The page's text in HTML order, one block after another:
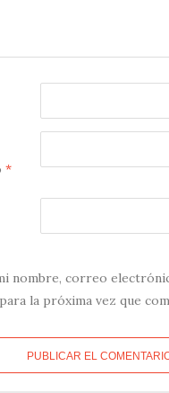
*
nombre, correo
la próxima vez que